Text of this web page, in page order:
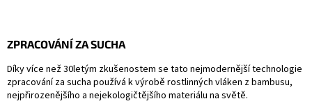
ZPRACOVÁNÍ ZA SUCHA
Díky více než 30letým zkušenostem se tato nejmodernější technologie
zpracování za sucha používá k výrobě rostlinných vláken z bambusu,
nejpřirozenějšího a nejekologičtějšího materiálu na světě.